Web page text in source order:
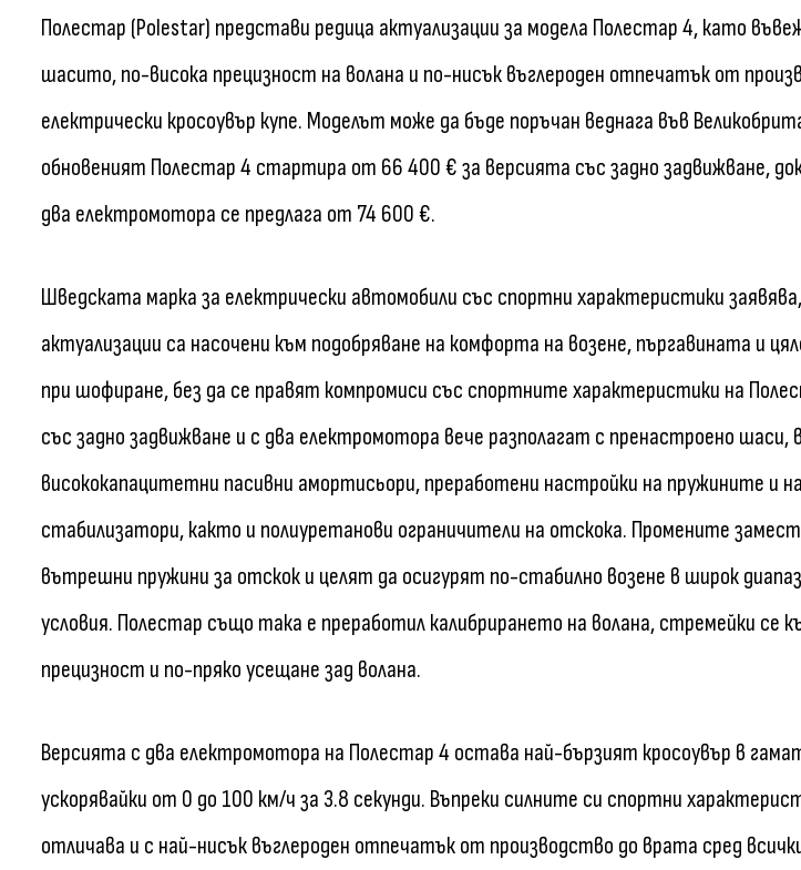
Полестар (Polestar) представи редица актуализации за модела Полестар 4, като
шасито, по-висока прецизност на волана и по-нисък въглероден отпечатък от
електрически кросоувър купе. Моделът може да бъде поръчан веднага във
обновеният Полестар 4 стартира от 66 400 € за версията със задно задвижване,
два електромотора се предлага от 74 600 €.
Шведската марка за електрически автомобили със спортни характеристики
актуализации са насочени към подобряване на комфорта на возене, пъргавината и
при шофиране, без да се правят компромиси със спортните характеристики на
със задно задвижване и с два електромотора вече разполагат с пренастроено шаси,
висококапацитетни пасивни амортисьори, преработени настройки на пружините и
стабилизатори, както и полиуретанови ограничители на отскока. Промените
вътрешни пружини за отскок и целят да осигурят по-стабилно возене в широк
условия. Полестар също така е преработил калибрирането на волана, стремейки се
прецизност и по-пряко усещане зад волана.
Версията с два електромотора на Полестар 4 остава най-бързият кросоувър в
ускорявайки от 0 до 100 км/ч за 3.8 секунди. Въпреки силните си спортни
отличава и с най-нисък въглероден отпечатък от производство до врата сред